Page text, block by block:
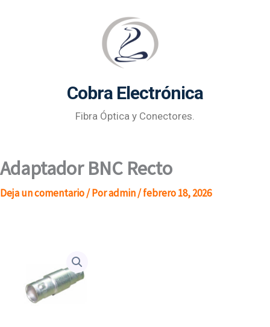
Cobra Electrónica
Fibra Óptica y Conectores.
Adaptador BNC Recto
Deja un comentario/ Poradmin/febrero 18, 2026